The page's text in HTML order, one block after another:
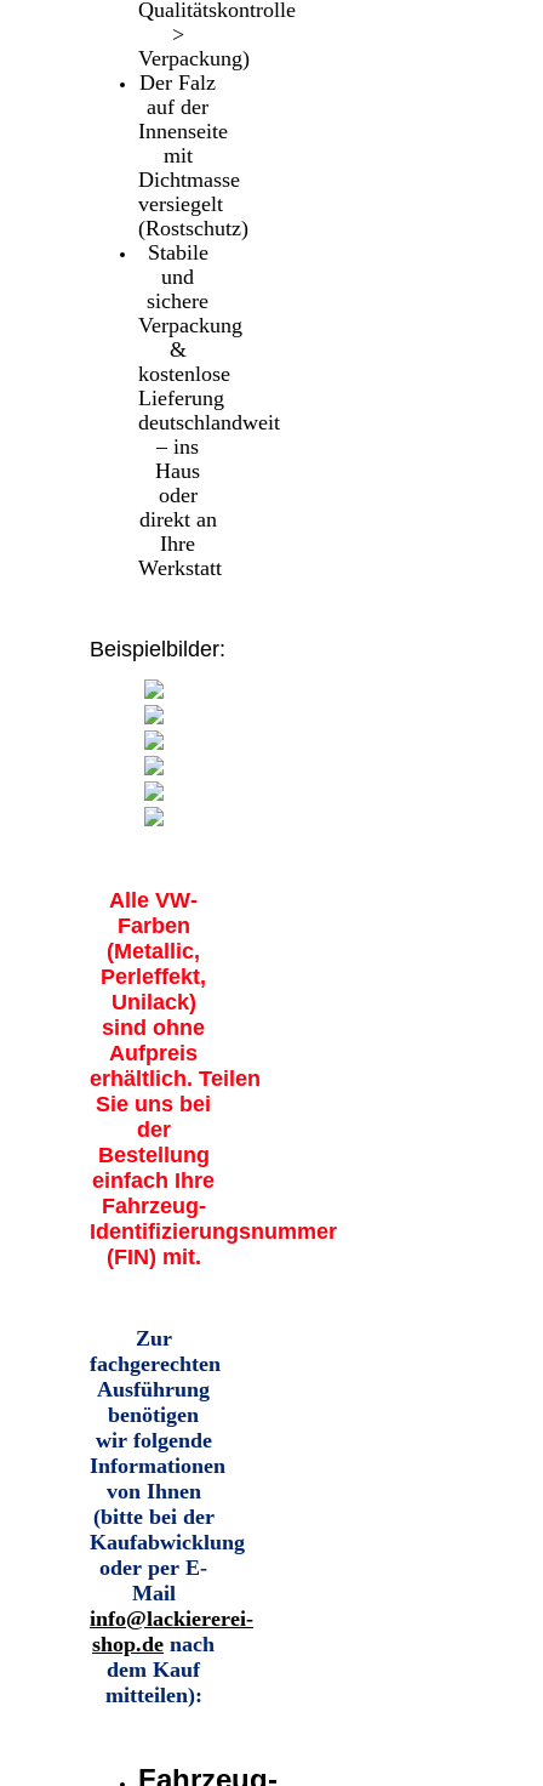
Qualitätskontrolle
>
Verpackung)
Der Falz
auf der
Innenseite
mit
Dichtmasse
versiegelt
(Rostschutz)
Stabile
und
sichere
Verpackung
&
kostenlose
Lieferung
deutschlandweit
– ins
Haus
oder
direkt an
Ihre
Werkstatt
Beispielbilder:
Alle VW-
Farben
(Metallic,
Perleffekt,
Unilack)
sind ohne
Aufpreis
erhältlich. Teilen
Sie uns bei
der
Bestellung
einfach Ihre
Fahrzeug-
Identifizierungsnummer
(FIN) mit.
Zur
fachgerechten
Ausführung
benötigen
wir folgende
Informationen
von Ihnen
(bitte bei der
Kaufabwicklung
oder per E-
Mail
info@lackiererei-
shop.de nach
dem Kauf
mitteilen):